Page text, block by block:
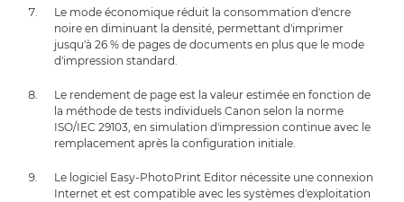
Le mode économique réduit la consommation d'encre
noire en diminuant la densité, permettant d'imprimer
jusqu'à 26 % de pages de documents en plus que le mode
d'impression standard.
Le rendement de page est la valeur estimée en fonction de
la méthode de tests individuels Canon selon la norme
ISO/IEC 29103, en simulation d'impression continue avec le
remplacement après la configuration initiale.
Le logiciel Easy-PhotoPrint Editor nécessite une connexion
Internet et est compatible avec les systèmes d'exploitation